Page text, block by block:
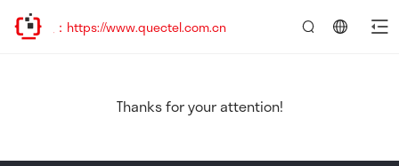
问新址：https://www.quectel.com.cn
Thanks for your attention!